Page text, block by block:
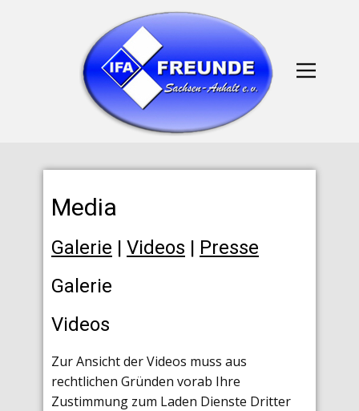
Media
Galerie | Videos | Presse
Galerie
Videos
Zur Ansicht der Videos muss aus
rechtlichen Gründen vorab Ihre
Zustimmung zum Laden Dienste Dritter